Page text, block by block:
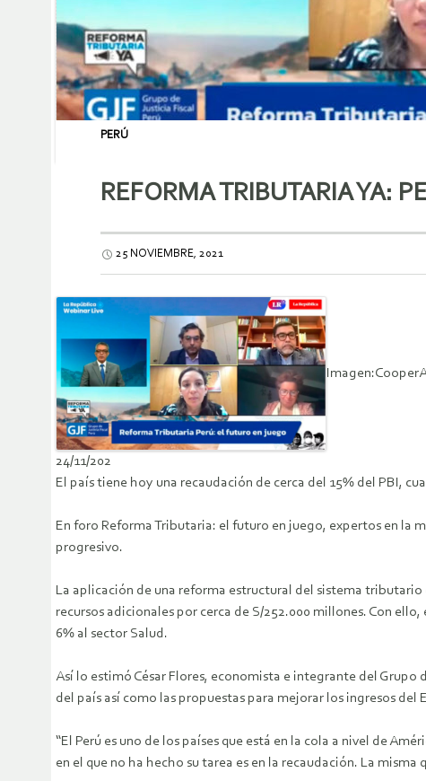
PERÚ
REFORMA TRIBUTARIA YA:
25 NOVIEMBRE, 2021
24/11/202
El país tiene hoy una recaudación de cerca del 15% del PBI,
En foro Reforma Tributaria: el futuro en juego, expertos en la
progresivo.
La aplicación de una reforma estructural del sistema
recursos adicionales por cerca de S/252.000 millones. Con
6% al sector Salud.
Así lo estimó César Flores, economista e integrante del
del país así como las propuestas para mejorar los ingresos del
“El Perú es uno de los países que está en la cola a nivel de
en el que no ha hecho su tarea es en la recaudación. La